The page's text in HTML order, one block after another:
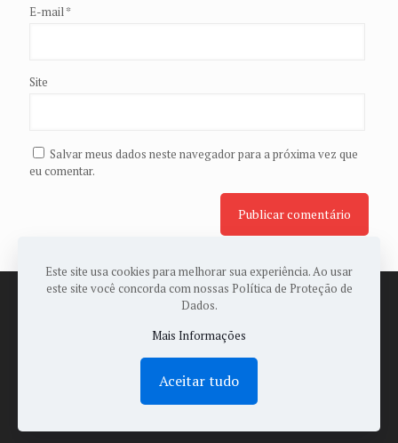
E-mail*
Site
Salvar meus dados neste navegador para a próxima vez que
eu comentar.
© 2022 Todos os Direitos Reservados a ASSOPAES -
Desenvolvido por:Sales Publicidade
Este site usa cookies para melhorar sua experiência. Ao usar
este site você concorda com nossas Política de Proteção de
Dados.
Mais Informações
Aceitar tudo